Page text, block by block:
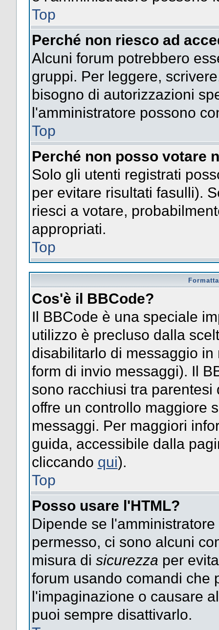
Top
Perché non riesco ad
Alcuni forum potrebbero
gruppi. Per leggere,
bisogno di autorizzazioni
l'amministratore possono
Top
Perché non posso votare
Solo gli utenti registrati
per evitare risultati fasulli).
riesci a votare,
appropriati.
Top
Cos'è il BBCode?
Il BBCode è una speciale
utilizzo è precluso dalla
disabilitarlo di messaggio
form di invio messaggi). Il
sono racchiusi tra
offre un controllo maggiore
messaggi. Per maggiori
guida, accessibile dalla
cliccando qui).
Top
Posso usare l'HTML?
Dipende se
permesso, ci sono alcuni
misura di sicurezza per
forum usando comandi che
l'impaginazione o causare
puoi sempre disattivarlo.